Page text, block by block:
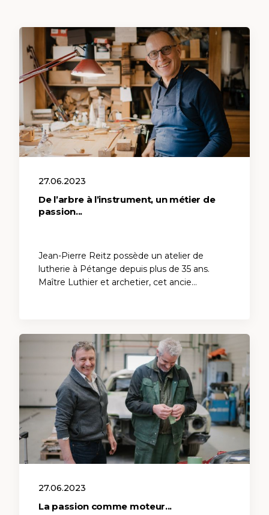
27.06.2023
De l’arbre à l’instrument, un métier de
passion...
Jean-Pierre Reitz possède un atelier de
lutherie à Pétange depuis plus de 35 ans.
Maître Luthier et archetier, cet ancie…
27.06.2023
La passion comme moteur...